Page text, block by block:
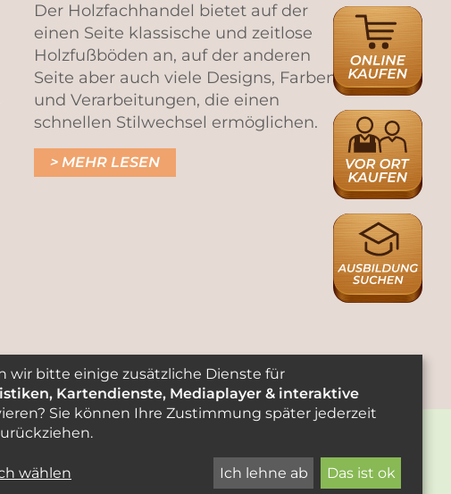
Der Holzfachhandel bietet auf der
einen Seite klassische und zeitlose
Holzfußböden an, auf der anderen
Seite aber auch viele Designs, Farben
und Verarbeitungen, die einen
schnellen Stilwechsel ermöglichen.
MEHR LESEN
ONLINE
wir bitte einige zusätzliche Dienste für
Kartendienste, Mediaplayer & interaktive
Sie können Ihre Zustimmung später jederzeit
wählen Ich lehne ab Das ist ok